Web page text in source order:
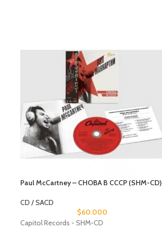
Paul McCartney – CHOBA B CCCP (SHM-CD)
CD / SACD
$60.000
Capitol Records - SHM-CD